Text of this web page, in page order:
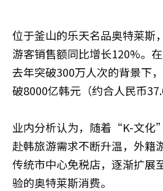
位于釜山的乐天名品奥特莱斯
游客销售额同比增长120%。
去年突破300万人次的背景下
破8000亿韩元（约合人民币
业内分析认为，随着“K-文化
赴韩旅游需求不断升温，外籍
传统市中心免税店，逐渐扩展
验的奥特莱斯消费。